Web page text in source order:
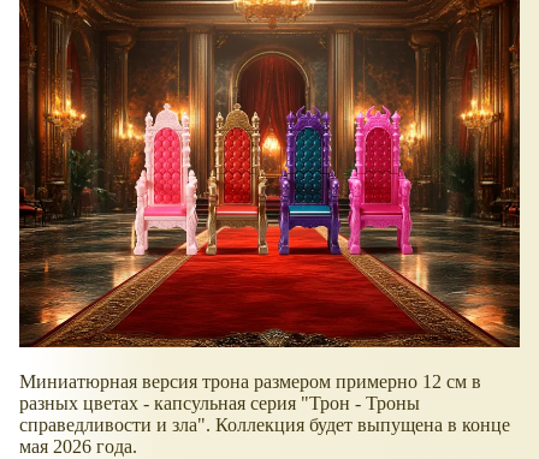
Миниатюрная версия трона размером примерно 12 см в
разных цветах - капсульная серия "Трон - Троны
справедливости и зла". Коллекция будет выпущена в конце
мая 2026 года.